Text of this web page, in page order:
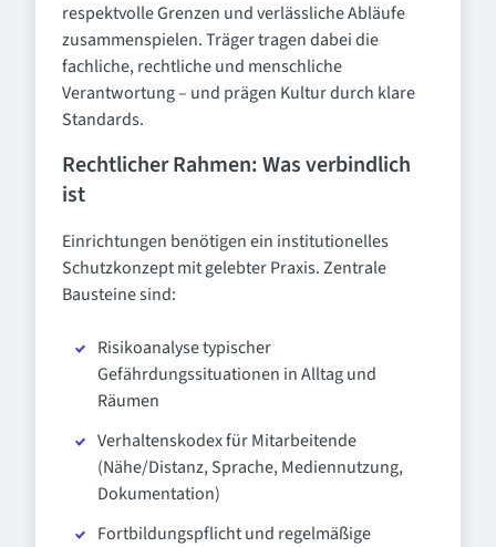
respektvolle Grenzen und verlässliche Abläufe
zusammenspielen. Träger tragen dabei die
fachliche, rechtliche und menschliche
Verantwortung – und prägen Kultur durch klare
Standards.
Rechtlicher Rahmen: Was verbindlich
ist
Einrichtungen benötigen ein institutionelles
Schutzkonzept mit gelebter Praxis. Zentrale
Bausteine sind:
Risikoanalyse typischer
Gefährdungssituationen in Alltag und
Räumen
Verhaltenskodex für Mitarbeitende
(Nähe/Distanz, Sprache, Mediennutzung,
Dokumentation)
Fortbildungspflicht und regelmäßige